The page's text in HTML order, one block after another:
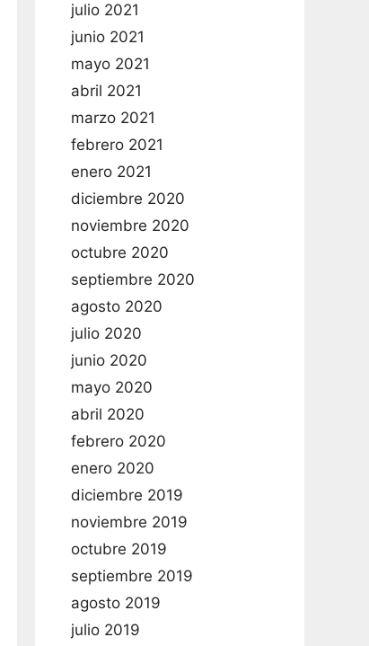
julio 2021
junio 2021
mayo 2021
abril 2021
marzo 2021
febrero 2021
enero 2021
diciembre 2020
noviembre 2020
octubre 2020
septiembre 2020
agosto 2020
julio 2020
junio 2020
mayo 2020
abril 2020
febrero 2020
enero 2020
diciembre 2019
noviembre 2019
octubre 2019
septiembre 2019
agosto 2019
julio 2019